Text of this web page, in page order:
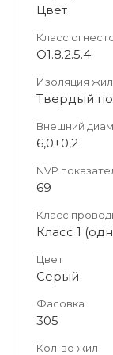
Цвет
Класс
О1.8.2.5.4
Изоляция
Твердый
Внешний
6,0±0,2
NVP
69
Класс
Класс 1
Цвет
Серый
Фасовка
305
Кол-во жил